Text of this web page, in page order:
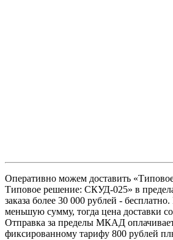
Оперативно можем доставить
Типовое решение: СКУД-025» в
заказа более 30 000 рублей -
меньшую сумму, тогда цена доставки
Отправка за пределы МКАД
фиксированному тарифу 800 рублей